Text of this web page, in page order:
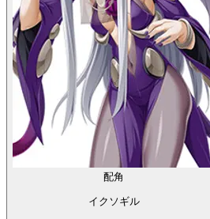
配角
イクソギル